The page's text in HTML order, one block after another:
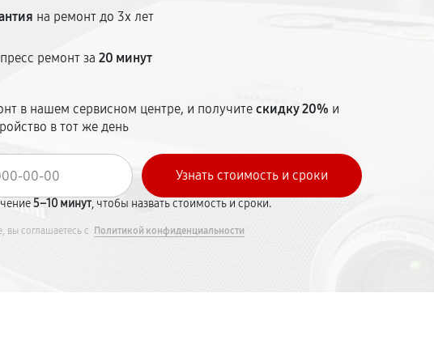
на ремонт до 3х лет
ремонт за20 минут
в нашем сервисном центре, и получитескидку 20% и
в тот же день
5–10 минут, чтобы назвать стоимость и сроки.
вы соглашаетесь с Политикой конфиденциальности